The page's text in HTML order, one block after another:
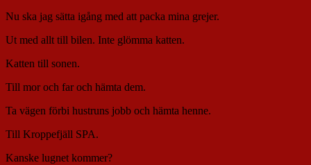
Nu ska jag sätta igång med att packa mina grejer.
Ut med allt till bilen. Inte glömma katten.
Katten till sonen.
Till mor och far och hämta dem.
Ta vägen förbi hustruns jobb och hämta henne.
Till Kroppefjäll SPA.
Kanske lugnet kommer?